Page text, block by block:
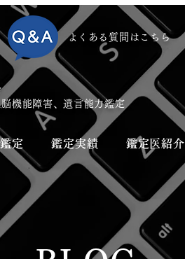
​よくある質問はこちら
機能障害、遺言能力鑑定
定 鑑定実績 鑑定医紹介